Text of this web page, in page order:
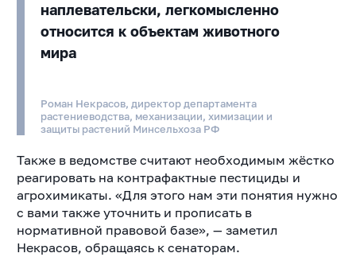
наплевательски, легкомысленно
относится к объектам животного
мира
Роман Некрасов, директор департамента
растениеводства, механизации, химизации и
защиты растений Минсельхоза РФ
Также в ведомстве считают необходимым жёстко
реагировать на контрафактные пестициды и
агрохимикаты. «Для этого нам эти понятия нужно
с вами также уточнить и прописать в
нормативной правовой базе», — заметил
Некрасов, обращаясь к сенаторам.